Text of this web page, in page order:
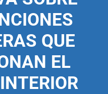
QUE
EL